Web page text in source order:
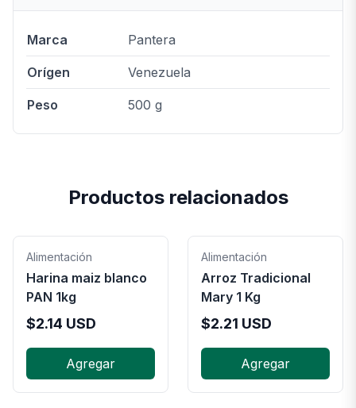
Marca Pantera
Orígen Venezuela
Peso 500 g
Productos relacionados
Alimentación
Harina maiz blanco
PAN 1kg
$2.14 USD
Agregar
Alimentación
Arroz Tradicional
Mary 1 Kg
$2.21 USD
Agregar